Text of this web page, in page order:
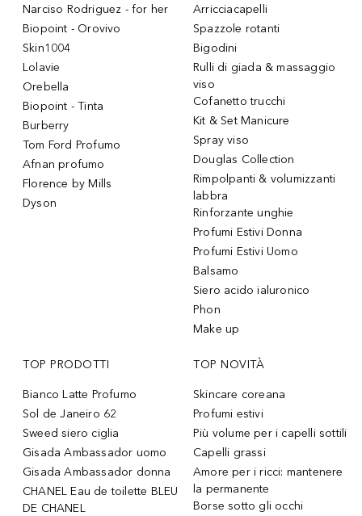
Narciso Rodriguez - for her
Biopoint - Orovivo
Skin1004
Lolavie
Orebella
Biopoint - Tinta
Burberry
Tom Ford Profumo
Afnan profumo
Florence by Mills
Dyson
Arricciacapelli
Spazzole rotanti
Bigodini
Rulli di giada & massaggio
viso
Cofanetto trucchi
Kit & Set Manicure
Spray viso
Douglas Collection
Rimpolpanti & volumizzanti
labbra
Rinforzante unghie
Profumi Estivi Donna
Profumi Estivi Uomo
Balsamo
Siero acido ialuronico
Phon
Make up
TOP PRODOTTI
Bianco Latte Profumo
Sol de Janeiro 62
Sweed siero ciglia
Gisada Ambassador uomo
Gisada Ambassador donna
CHANEL Eau de toilette BLEU
DE CHANEL
TOP NOVITÀ
Skincare coreana
Profumi estivi
Più volume per i capelli sottili
Capelli grassi
Amore per i ricci: mantenere
la permanente
Borse sotto gli occhi